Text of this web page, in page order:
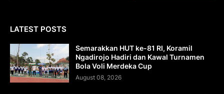
LATEST POSTS
Semarakkan HUT ke-81 RI, Koramil
Ngadirojo Hadiri dan Kawal Turnamen
Bola Voli Merdeka Cup
August 08, 2026